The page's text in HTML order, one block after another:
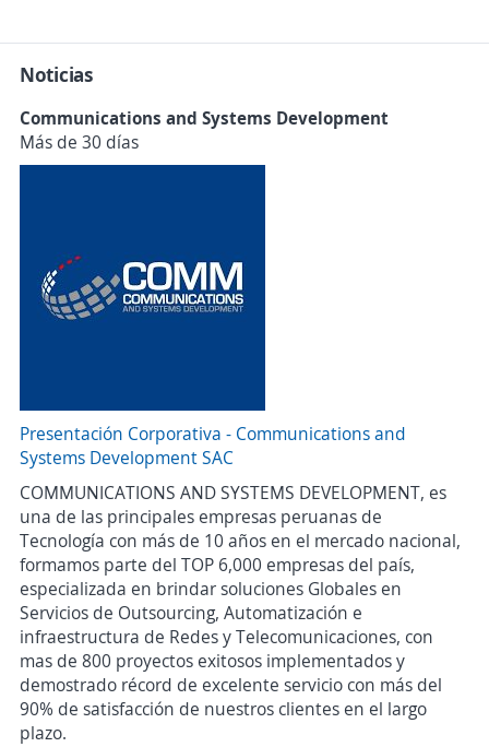
Noticias
Communications and Systems Development
Más de 30 días
Presentación Corporativa - Communications and
Systems Development SAC
COMMUNICATIONS AND SYSTEMS DEVELOPMENT, es
una de las principales empresas peruanas de
Tecnología con más de 10 años en el mercado nacional,
formamos parte del TOP 6,000 empresas del país,
especializada en brindar soluciones Globales en
Servicios de Outsourcing, Automatización e
infraestructura de Redes y Telecomunicaciones, con
mas de 800 proyectos exitosos implementados y
demostrado récord de excelente servicio con más del
90% de satisfacción de nuestros clientes en el largo
plazo.